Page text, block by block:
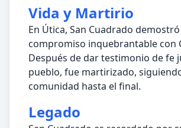
Vida y Martirio
En Útica, San Cuadrado
compromiso inquebrantable con
Después de dar testimonio de fe
pueblo, fue martirizado,
comunidad hasta el final.
Legado